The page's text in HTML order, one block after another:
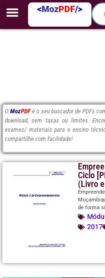
<MozPDF/>
OMozPDF é o seu buscador de PDFs
download, sem taxas ou limites.
exames/ materiais para o ensino
compartilhe com facilidade!
Ciclo
(Livro
de forma
2017